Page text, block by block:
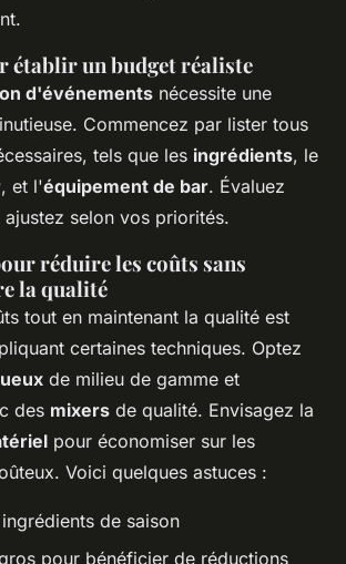
établir un budget réaliste
d'événements nécessite une
Commencez par lister tous
tels que les ingrédients, le
, et l'équipement de bar. Évaluez
selon vos priorités.
réduire les coûts sans
la qualité
tout en maintenant la qualité est
certaines techniques. Optez
de milieu de gamme et
des mixers de qualité. Envisagez la
pour économiser sur les
Voici quelques astuces :
de saison
pour bénéficier de réductions